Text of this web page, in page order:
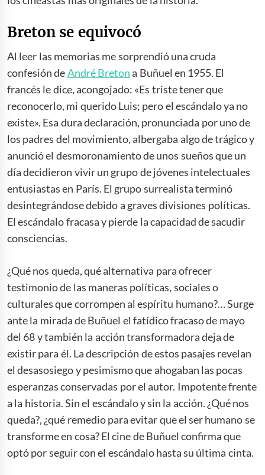
Breton se equivocó
Al leer las memorias me sorprendió una cruda
confesión deAndré Bretona Buñuel en 1955. El
francés le dice, acongojado: «Es triste tener que
reconocerlo, mi querido Luis; pero el escándalo ya no
existe». Esa dura declaración, pronunciada por uno de
los padres del movimiento, albergaba algo de trágico y
anunció el desmoronamiento de unos sueños que un
día decidieron vivir un grupo de jóvenes intelectuales
entusiastas en París. El grupo surrealista terminó
desintegrándose debido a graves divisiones políticas.
El escándalo fracasa y pierde la capacidad de sacudir
consciencias.
¿Qué nos queda, qué alternativa para ofrecer
testimonio de las maneras políticas, sociales o
culturales que corrompen al espíritu humano?… Surge
ante la mirada de Buñuel el fatídico fracaso de mayo
del 68 y también la acción transformadora deja de
existir para él. La descripción de estos pasajes revelan
el desasosiego y pesimismo que ahogaban las pocas
esperanzas conservadas por el autor. Impotente frente
a la historia. Sin el escándalo y sin la acción. ¿Qué nos
queda?, ¿qué remedio para evitar que el ser humano se
transforme en cosa? El cine de Buñuel confirma que
optó por seguir con el escándalo hasta su última cinta.